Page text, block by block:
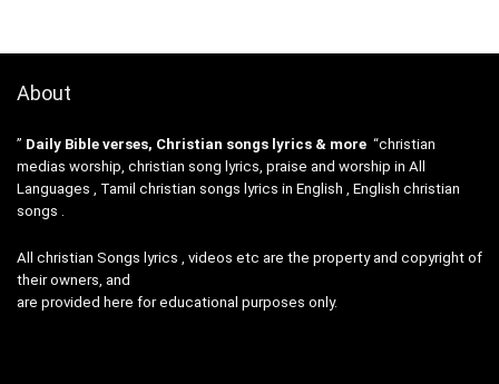
About
” Daily Bible verses, Christian songs lyrics & more “christian
medias worship, christian song lyrics, praise and worship in All
Languages , Tamil christian songs lyrics in English , English christian
songs .
All christian Songs lyrics , videos etc are the property and copyright of
their owners, and
are provided here for educational purposes only.